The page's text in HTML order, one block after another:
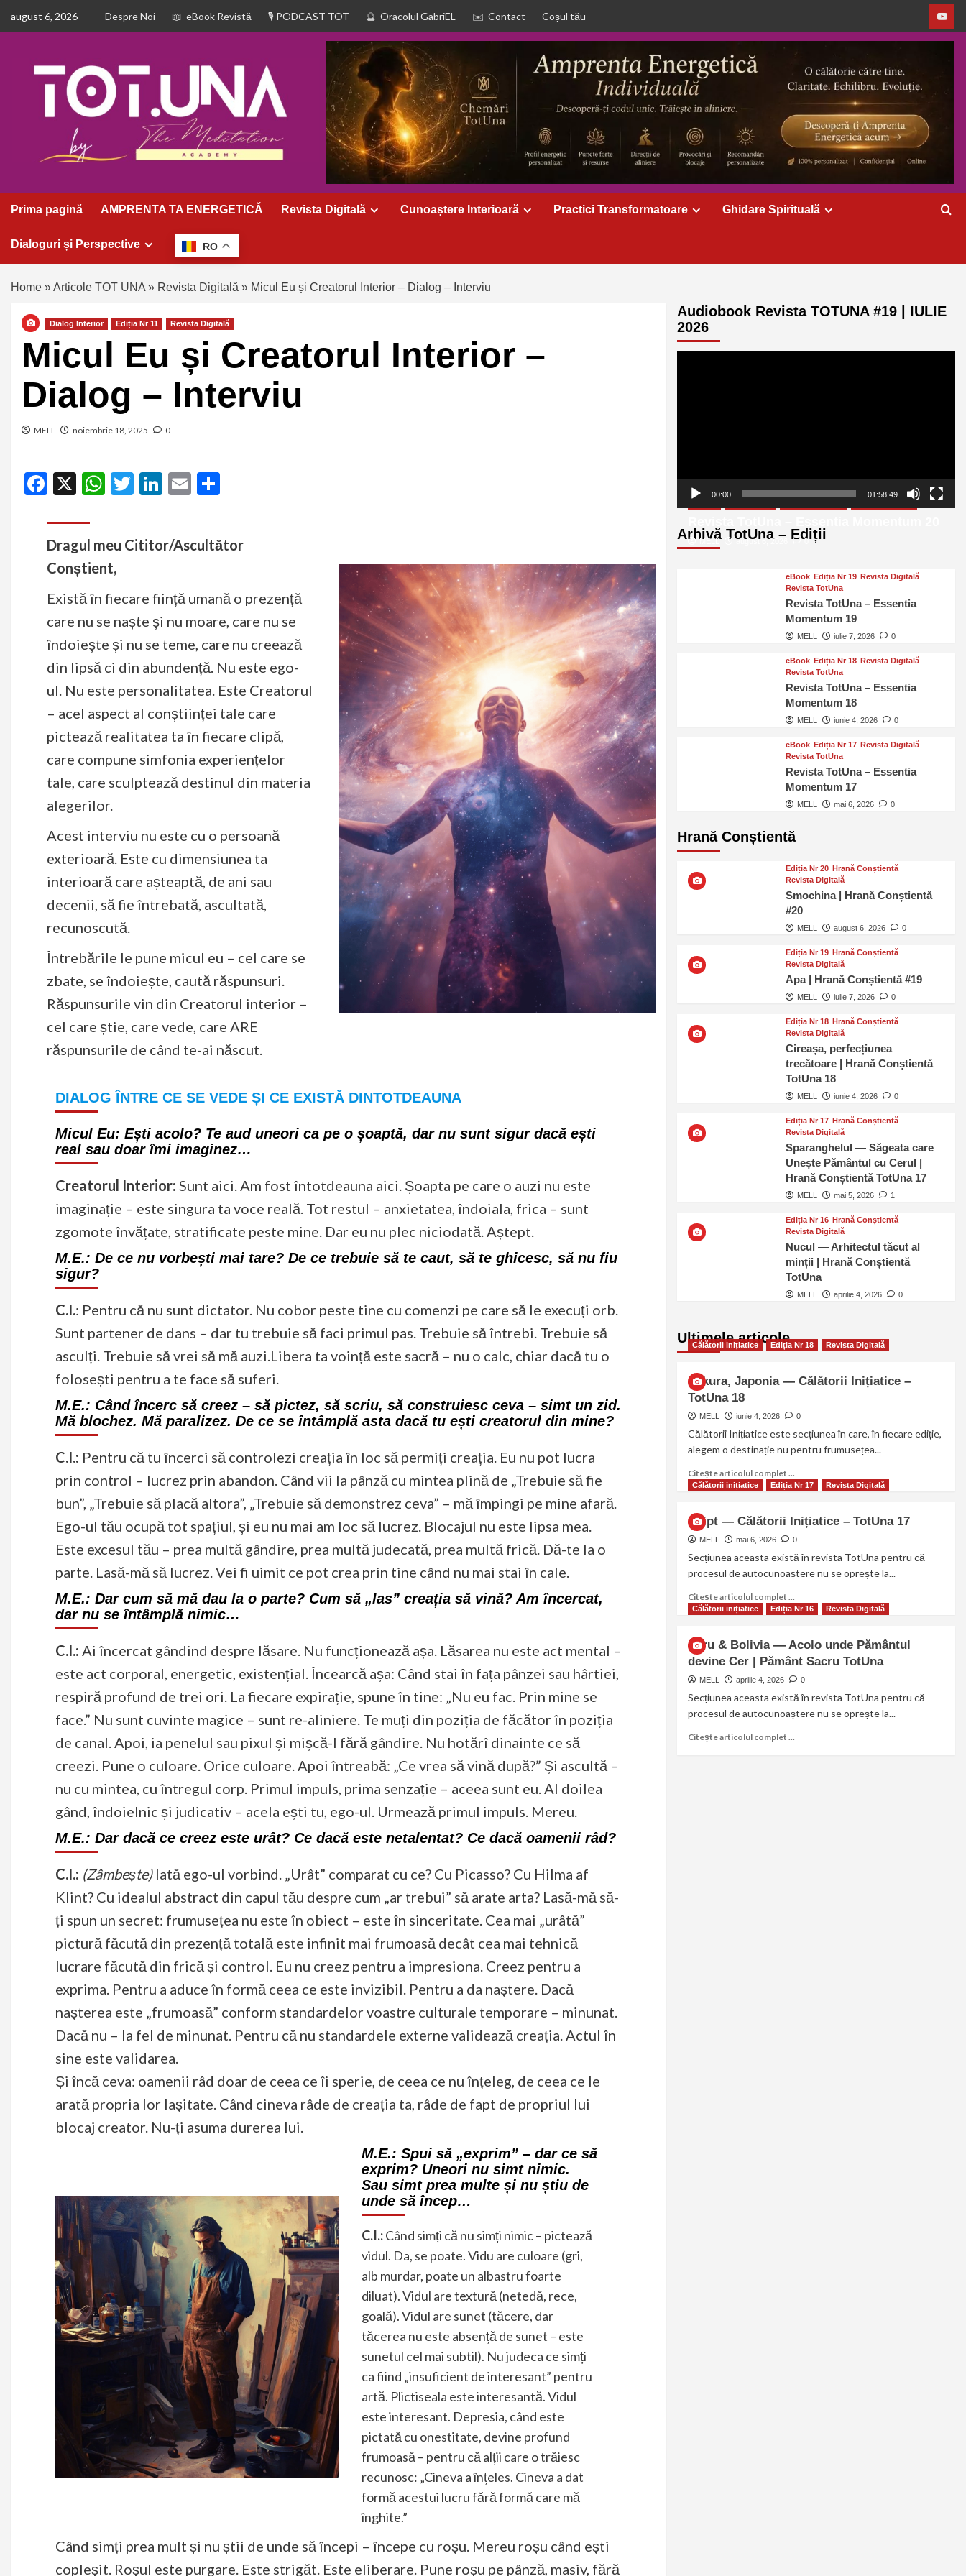
august 6, 2026 Despre Noi eBook Revistă PODCAST TOT Oracolul GabriEL Contact Coșul tău
Prima pagină AMPRENTA TA ENERGETICĂ Revista Digitală Cunoaștere Interioară Practici Transformatoare Ghidare Spirituală
Dialoguri și Perspective RO
Home »Articole TOT UNA » Revista Digitală » Micul Eu și Creatorul Interior – Dialog – Interviu
Dialog Interior Ediția Nr 11 Revista Digitală
Micul Eu și Creatorul Interior –
Dialog – Interviu
MELL noiembrie 18, 2025 0
Facebook
X WhatsApp
Twitter
LinkedIn
Email
Dragul meu Cititor/Ascultător
Conștient,
Există în fiecare ființă umană o prezență
care nu se naște și nu moare, care nu se
îndoiește și nu se teme, care nu creează
din lipsă ci din abundență. Nu este ego-
ul. Nu este personalitatea. Este Creatorul
– acel aspect al conștiinței tale care
pictează realitatea ta în fiecare clipă,
care compune simfonia experiențelor
tale, care sculptează destinul din materia
alegerilor.
Acest interviu nu este cu o persoană
exterioară. Este cu dimensiunea ta
interioară care așteaptă, de ani sau
decenii, să fie întrebată, ascultată,
recunoscută.
Întrebările le pune micul eu – cel care se
zbate, se îndoiește, caută răspunsuri.
Răspunsurile vin din Creatorul interior –
cel care știe, care vede, care ARE
răspunsurile de când te-ai născut.
DIALOG ÎNTRE CE SE VEDE ȘI CE EXISTĂ DINTOTDEAUNA
Micul Eu: Ești acolo? Te aud uneori ca pe o șoaptă, dar nu sunt sigur dacă ești
real sau doar îmi imaginez…
Creatorul Interior: Sunt aici. Am fost întotdeauna aici. Șoapta pe care o auzi nu este
imaginație – este singura ta voce reală. Tot restul – anxietatea, îndoiala, frica – sunt
zgomote învățate, stratificate peste mine. Dar eu nu plec niciodată. Aștept.
M.E.: De ce nu vorbești mai tare? De ce trebuie să te caut, să te ghicesc, să nu fiu
sigur?
C.I.: Pentru că nu sunt dictator. Nu cobor peste tine cu comenzi pe care să le execuți orb.
Sunt partener de dans – dar tu trebuie să faci primul pas. Trebuie să întrebi. Trebuie să
asculți. Trebuie să vrei să mă auzi.Libera ta voință este sacră – nu o calc, chiar dacă tu o
folosești pentru a te face să suferi.
M.E.: Când încerc să creez – să pictez, să scriu, să construiesc ceva – simt un zid.
Mă blochez. Mă paralizez. De ce se întâmplă asta dacă tu ești creatorul din mine?
C.I.: Pentru că tu încerci să controlezi creația în loc să permiți creația. Eu nu pot lucra
prin control – lucrez prin abandon. Când vii la pânză cu mintea plină de „Trebuie să fie
bun”, „Trebuie să placă altora”, „Trebuie să demonstrez ceva” – mă împingi pe mine afară.
Ego-ul tău ocupă tot spațiul, și eu nu mai am loc să lucrez. Blocajul nu este lipsa mea.
Este excesul tău – prea multă gândire, prea multă judecată, prea multă frică. Dă-te la o
parte. Lasă-mă să lucrez. Vei fi uimit ce pot crea prin tine când nu mai stai în cale.
M.E.: Dar cum să mă dau la o parte? Cum să „las” creația să vină? Am încercat,
dar nu se întâmplă nimic…
C.I.: Ai încercat gândind despre lăsare. Nu funcționează așa. Lăsarea nu este act mental –
este act corporal, energetic, existențial. Încearcă așa: Când stai în fața pânzei sau hârtiei,
respiră profund de trei ori. La fiecare expirație, spune în tine: „Nu eu fac. Prin mine se
face.” Nu sunt cuvinte magice – sunt re-aliniere. Te muți din poziția de făcător în poziția
de canal. Apoi, ia penelul sau pixul și mișcă-l fără gândire. Nu hotărî dinainte ce să
creezi. Pune o culoare. Orice culoare. Apoi întreabă: „Ce vrea să vină după?” Și ascultă –
nu cu mintea, cu întregul corp. Primul impuls, prima senzație – aceea sunt eu. Al doilea
gând, îndoielnic și judicativ – acela ești tu, ego-ul. Urmează primul impuls. Mereu.
M.E.: Dar dacă ce creez este urât? Ce dacă este netalentat? Ce dacă oamenii râd?
C.I.: (Zâmbește)Iată ego-ul vorbind. „Urât” comparat cu ce? Cu Picasso? Cu Hilma af
Klint? Cu idealul abstract din capul tău despre cum „ar trebui” să arate arta? Lasă-mă să-
ți spun un secret: frumusețea nu este în obiect – este în sinceritate. Cea mai „urâtă”
pictură făcută din prezență totală este infinit mai frumoasă decât cea mai tehnică
lucrare făcută din frică și control. Eu nu creez pentru a impresiona. Creez pentru a
exprima. Pentru a aduce în formă ceea ce este invizibil. Pentru a da naștere. Dacă
nașterea este „frumoasă” conform standardelor voastre culturale temporare – minunat.
Dacă nu – la fel de minunat. Pentru că nu standardele externe validează creația. Actul în
sine este validarea.
Și încă ceva: oamenii râd doar de ceea ce îi sperie, de ceea ce nu înțeleg, de ceea ce le
arată propria lor lașitate. Când cineva râde de creația ta, râde de fapt de propriul lui
blocaj creator. Nu-ți asuma durerea lui.
M.E.: Spui să „exprim” – dar ce să
exprim? Uneori nu simt nimic.
Sau simt prea multe și nu știu de
unde să încep…
C.I.:Când simți că nu simți nimic – pictează
vidul. Da, se poate. Vidu are culoare (gri,
alb murdar, poate un albastru foarte
diluat). Vidul are textură (netedă, rece,
goală). Vidul are sunet (tăcere, dar
tăcerea nu este absență de sunet – este
sunetul cel mai subtil). Nu judeca ce simți
ca fiind „insuficient de interesant” pentru
artă. Plictiseala este interesantă. Vidul
este interesant. Depresia, când este
pictată cu onestitate, devine profund
frumoasă – pentru că alții care o trăiesc
recunosc: „Cineva a înțeles. Cineva a dat
formă acestui lucru fără formă care mă
înghite.”
Când simți prea mult și nu știi de unde să începi – începe cu roșu. Mereu roșu când ești
copleșit. Roșul este purgare. Este strigăt. Este eliberare. Pune roșu pe pânză, masiv, fără
Audiobook Revista TOTUNA #19 | IULIE
2026
00:00 01:58:49
Arhivă TotUna – Ediții
MELL august 6, 2026 0
eBook Ediția Nr 19 Revista Digitală
Revista TotUna
Revista TotUna – Essentia
Momentum 19
MELL iulie 7, 2026 0
eBook Ediția Nr 18 Revista Digitală
Revista TotUna
Revista TotUna – Essentia
Momentum 18
MELL iunie 4, 2026 0
eBook Ediția Nr 17 Revista Digitală
Revista TotUna
Revista TotUna – Essentia
Momentum 17
MELL mai 6, 2026 0
Hrană Conștientă
Ediția Nr 20 Hrană Conștientă
Revista Digitală
Smochina | Hrană Conștientă
#20
MELL august 6, 2026 0
Ediția Nr 19 Hrană Conștientă
Revista Digitală
Apa | Hrană Conștientă #19
MELL iulie 7, 2026 0
Ediția Nr 18 Hrană Conștientă
Revista Digitală
Cireașa, perfecțiunea
trecătoare | Hrană Conștientă
TotUna 18
MELL iunie 4, 2026 0
Ediția Nr 17 Hrană Conștientă
Revista Digitală
Sparanghelul — Săgeata care
Unește Pământul cu Cerul |
Hrană Conștientă TotUna 17
MELL mai 5, 2026 1
Ediția Nr 16 Hrană Conștientă
Revista Digitală
Nucul — Arhitectul tăcut al
minții | Hrană Conștientă
TotUna
MELL aprilie 4, 2026 0
Ultimele articole
Călătorii inițiatice Ediția Nr 18 Revista Digitală
Sakura, Japonia — Călătorii Inițiatice –
TotUna 18
MELL iunie 4, 2026 0
Călătorii Inițiatice este secțiunea în care, în fiecare ediție,
alegem o destinație nu pentru frumusețea...
Citește articolul complet ...
Călătorii inițiatice Ediția Nr 17 Revista Digitală
Egipt — Călătorii Inițiatice – TotUna 17
MELL mai 6, 2026 0
Secțiunea aceasta există în revista TotUna pentru că
procesul de autocunoaștere nu se oprește la...
Citește articolul complet ...
Călătorii inițiatice Ediția Nr 16 Revista Digitală
Peru & Bolivia — Acolo unde Pământul
devine Cer | Pământ Sacru TotUna
MELL aprilie 4, 2026 0
Secțiunea aceasta există în revista TotUna pentru că
procesul de autocunoaștere nu se oprește la...
Citește articolul complet ...